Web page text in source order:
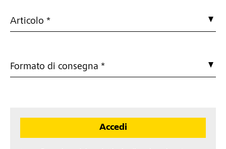
Articolo *
Formato di consegna *
Accedi